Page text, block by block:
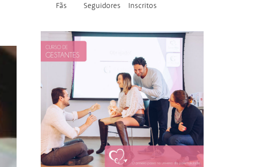
Fãs
Seguidores
Inscritos